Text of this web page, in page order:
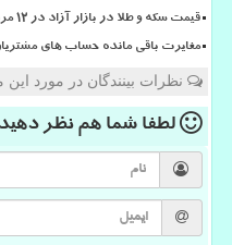
قیمت سکه و طلا در بازار آزاد در ۱۲ مرداد ۱۴۰۵
مغایرت باقی مانده حساب های مشتریان تا 17 مرداد رفع
نظرات بینندگان در مورد
لطفا شما همنظر